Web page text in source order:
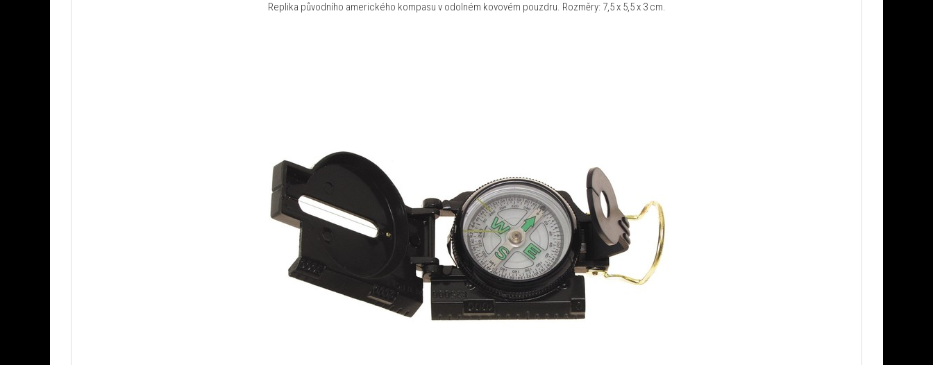
Replika původního amerického kompasu v odolném kovovém pouzdru. Rozměry: 7,5 x 5,5 x 3 cm.